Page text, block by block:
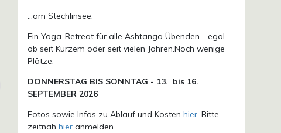
...am Stechlinsee.
Ein Yoga-Retreat für alle Ashtanga Übenden - egal
ob seit Kurzem oder seit vielen Jahren.Noch wenige
Plätze.
DONNERSTAG BIS SONNTAG - 13. bis 16.
SEPTEMBER 2026
Fotos sowie Infos zu Ablauf und Kostenhier. Bitte
zeitnahhier anmelden.